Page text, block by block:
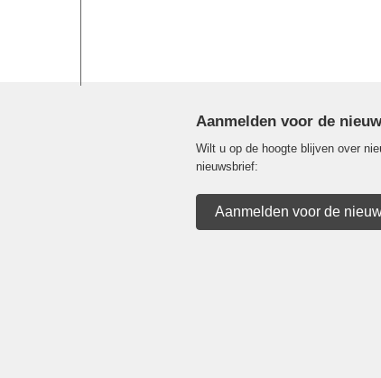
Aanmelden voor de
Wilt u op de hoogte blijven over
nieuwsbrief:
Aanmelden voor de